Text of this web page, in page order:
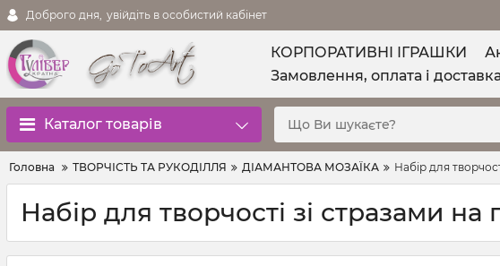
Доброго дня, увійдіть в особистий кабінет
КОРПОРАТИВНІ ІГРАШКИ
Замовлення, оплата і
Каталог товарів
Головна ТВОРЧІСТЬ ТА РУКОДІЛЛЯ ДІАМАНТОВА МОЗАЇКА Набір для
Набір для творчості зі стразами